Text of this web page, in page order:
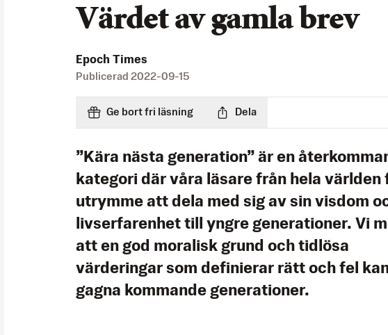
Värdet av gamla brev
Epoch Times
Publicerad 2022-09-15
Ge bort fri läsning Dela
”Kära nästa generation” är en
kategori där våra läsare från hela världen
utrymme att dela med sig av sin visdom
livserfarenhet till yngre generationer. Vi
att en god moralisk grund och tidlösa
värderingar som definierar rätt och fel
gagna kommande generationer.